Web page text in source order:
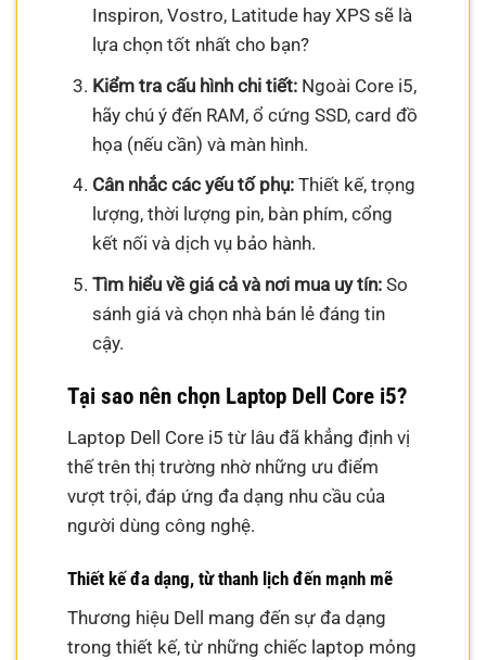
Inspiron, Vostro, Latitude hay XPS sẽ là
lựa chọn tốt nhất cho bạn?
Kiểm tra cấu hình chi tiết:Ngoài Core i5,
hãy chú ý đến RAM, ổ cứng SSD, card đồ
họa (nếu cần) và màn hình.
Cân nhắc các yếu tố phụ:Thiết kế, trọng
lượng, thời lượng pin, bàn phím, cổng
kết nối và dịch vụ bảo hành.
Tìm hiểu về giá cả và nơi mua uy tín:So
sánh giá và chọn nhà bán lẻ đáng tin
cậy.
Tại sao nên chọn Laptop Dell Core i5?
Laptop Dell Core i5 từ lâu đã khẳng định vị
thế trên thị trường nhờ những ưu điểm
vượt trội, đáp ứng đa dạng nhu cầu của
người dùng công nghệ.
Thiết kế đa dạng, từ thanh lịch đến mạnh mẽ
Thương hiệu Dell mang đến sự đa dạng
trong thiết kế, từ những chiếc laptop mỏng